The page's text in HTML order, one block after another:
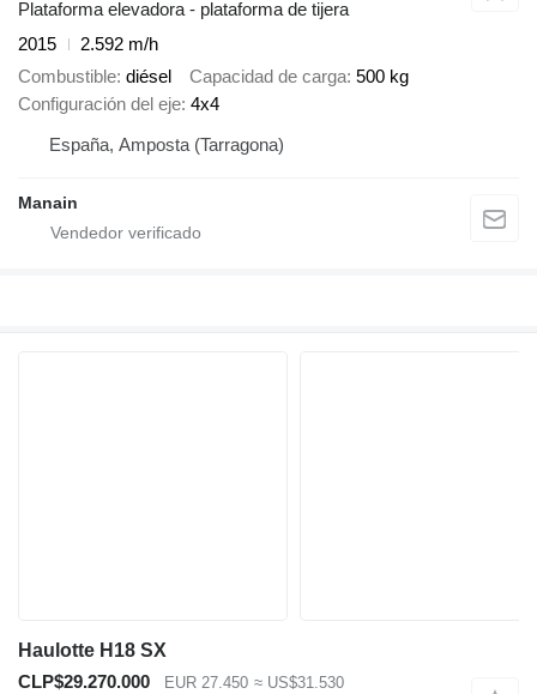
Plataforma elevadora - plataforma de tijera
2015
2.592 m/h
Combustible diésel Capacidad de carga 500 kg
Configuración del eje 4x4
España, Amposta (Tarragona)
Manain
Haulotte H18 SX
CLP$29.270.000
EUR 27.450 ≈ US$31.530